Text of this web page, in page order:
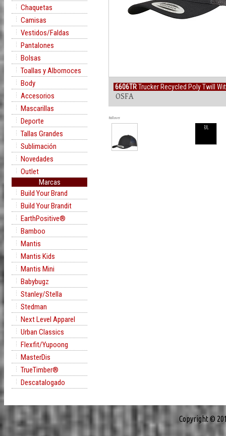
Chaquetas
Camisas
Vestidos/Faldas
Pantalones
Bolsas
Toallas y Albornoces
Body
Accesorios
Mascarillas
Deporte
Tallas Grandes
Sublimación
Novedades
Outlet
Marcas
Build Your Brand
Build Your Brandit
EarthPositive®
Bamboo
Mantis
Mantis Kids
Mantis Mini
Babybugz
Stanley/Stella
Stedman
Next Level Apparel
Urban Classics
Flexfit/Yupoong
MasterDis
TrueTimber®
Descatalogado
6606TRTrucker Recycled Poly Twill
OSFA
Rollover
BL
Copyright ©